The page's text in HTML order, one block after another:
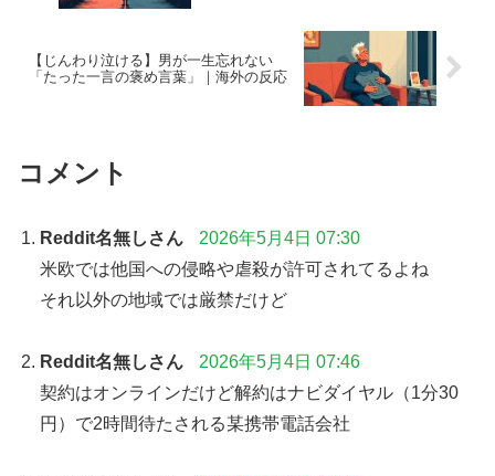
【じんわり泣ける】男が一生忘れない
「たった一言の褒め言葉」｜海外の反応
コメント
Reddit名無しさん
2026年5月4日 07:30
米欧では他国への侵略や虐殺が許可されてるよね
それ以外の地域では厳禁だけど
Reddit名無しさん
2026年5月4日 07:46
契約はオンラインだけど解約はナビダイヤル（1分30
円）で2時間待たされる某携帯電話会社